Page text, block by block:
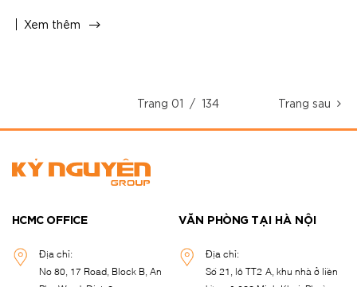
Xem thêm
Trang01 / 134 Trang sau
HCMC OFFICE
Địa chỉ:
No 80, 17 Road, Block B, An
VĂN PHÒNG TẠI HÀ NỘI
Địa chỉ:
Số 21, lô TT2-A, khu nhà ở liền